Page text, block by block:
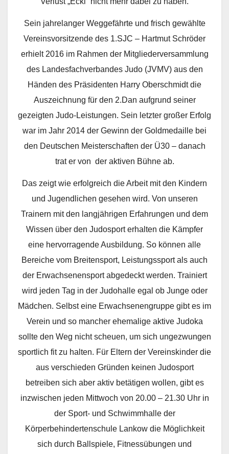
Sein jahrelanger Weggefährte und frisch gewählte
Vereinsvorsitzende des 1.SJC – Hartmut Schröder
erhielt 2016 im Rahmen der Mitgliederversammlung
des Landesfachverbandes Judo (JVMV) aus den
Händen des Präsidenten Harry Oberschmidt die
Auszeichnung für den 2.Dan aufgrund seiner
gezeigten Judo-Leistungen. Sein letzter großer Erfolg
war im Jahr 2014 der Gewinn der Goldmedaille bei
den Deutschen Meisterschaften der Ü30 – danach
trat er von der aktiven Bühne ab.
Das zeigt wie erfolgreich die Arbeit mit den Kindern
und Jugendlichen gesehen wird. Von unseren
Trainern mit den langjährigen Erfahrungen und dem
Wissen über den Judosport erhalten die Kämpfer
eine hervorragende Ausbildung. So können alle
Bereiche vom Breitensport, Leistungssport als auch
der Erwachsenensport abgedeckt werden. Trainiert
wird jeden Tag in der Judohalle egal ob Junge oder
Mädchen. Selbst eine Erwachsenengruppe gibt es im
Verein und so mancher ehemalige aktive Judoka
sollte den Weg nicht scheuen, um sich ungezwungen
sportlich fit zu halten. Für Eltern der Vereinskinder die
aus verschieden Gründen keinen Judosport
betreiben sich aber aktiv betätigen wollen, gibt es
inzwischen jeden Mittwoch von 20.00 – 21.30 Uhr in
der Sport- und Schwimmhalle der
Körperbehindertenschule Lankow die Möglichkeit
sich durch Ballspiele, Fitnessübungen und